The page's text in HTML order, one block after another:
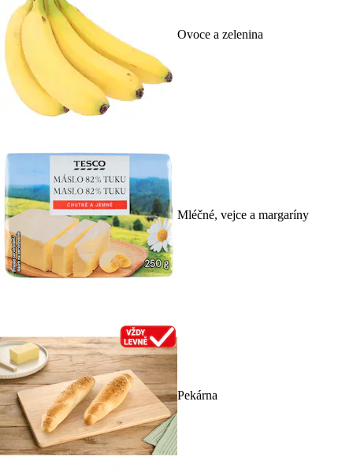
Ovoce a zelenina
Mléčné, vejce a margaríny
Pekárna